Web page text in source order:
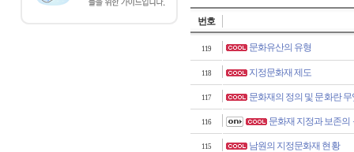
번호
119 문화유산의 유형
118 지정문화재 제도
117 문화재의 정의 및 문화란
116 문화재 지정과 보존의
115 남원의 지정문화재 현황